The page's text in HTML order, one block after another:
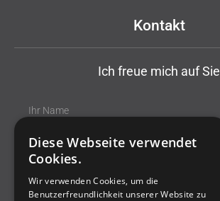
Kontakt
Ich freue mich auf Sie
Diese Webseite verwendet
Cookies.
Wir verwenden Cookies, um die
Benutzerfreundlichkeit unserer Website zu